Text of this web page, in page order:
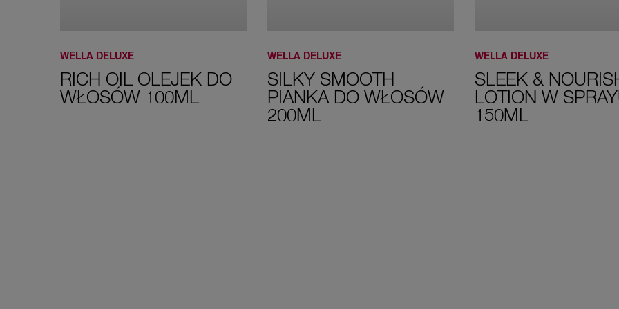
WELLA DELUXE
RICH OIL OLEJEK DO
WŁOSÓW 100ML
WELLA DELUXE
SILKY SMOOTH
PIANKA DO WŁOSÓW
200ML
WELLA DELUXE
SLEEK &
LOTION W
150ML